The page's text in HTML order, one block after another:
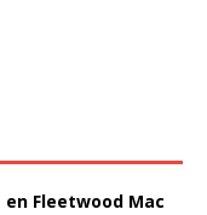
Fleetwood Mac